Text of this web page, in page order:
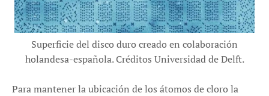
Superficie del disco duro creado en colaboración
holandesa-española. Créditos Universidad de Delft.
Para mantener la ubicación de los átomos de cloro la